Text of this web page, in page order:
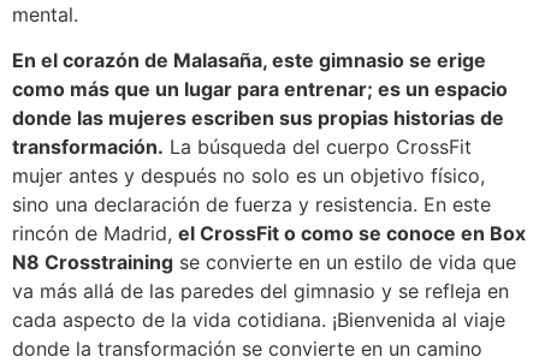
mental.
En el corazón de Malasaña, este gimnasio se erige
como más que un lugar para entrenar; es un espacio
donde las mujeres escriben sus propias historias de
transformación. La búsqueda del cuerpo CrossFit
mujer antes y después no solo es un objetivo físico,
sino una declaración de fuerza y resistencia. En este
rincón de Madrid, el CrossFit o como se conoce en Box
N8 Crosstraining se convierte en un estilo de vida que
va más allá de las paredes del gimnasio y se refleja en
cada aspecto de la vida cotidiana. ¡Bienvenida al viaje
donde la transformación se convierte en un camino